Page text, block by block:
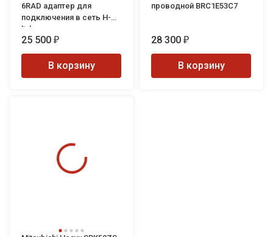
6RAD адаптер для
подключения в сеть H-
link
25 500 ₽
В корзину
проводной BRC1E53C7
28 300 ₽
В корзину